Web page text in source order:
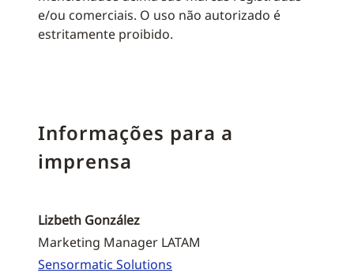
e/ou comerciais. O uso não autorizado é
estritamente proibido.
Informações para a
imprensa
Lizbeth González
Marketing Manager LATAM
Sensormatic Solutions